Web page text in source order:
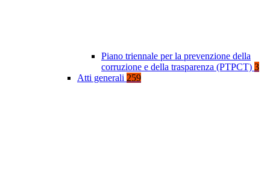
Piano triennale per la prevenzione della
corruzione e della trasparenza (PTPCT) 3
Atti generali 259